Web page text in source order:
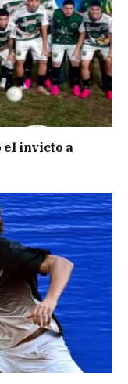
el invicto a